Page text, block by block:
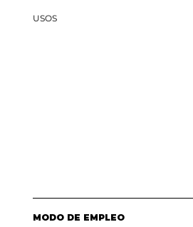
USOS
MODO DE EMPLEO